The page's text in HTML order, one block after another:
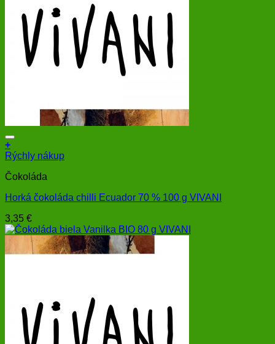
+
Rýchly nákup
Čokoláda
Horká čokoláda chilli Ecuador 70 % 100 g VIVANI
3,35 €